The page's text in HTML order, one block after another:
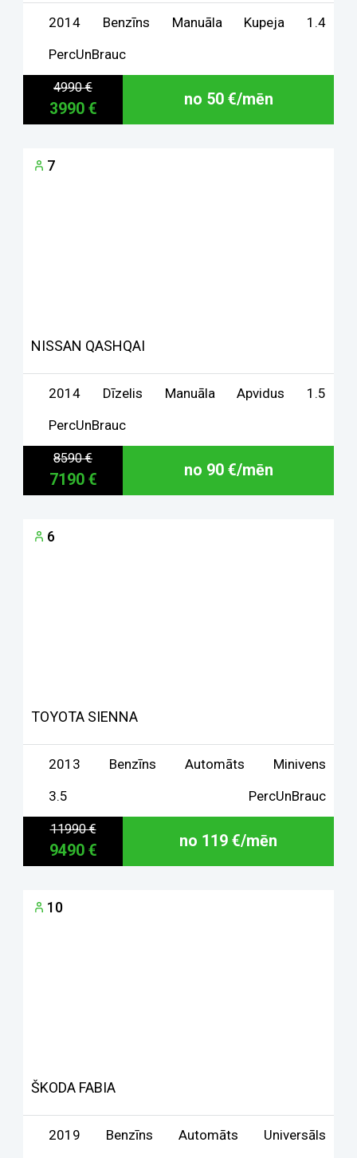
2014 Benzīns Manuāla Kupeja
1.4
PercUnBrauc
4990 €
3990 €
no 50 €/mēn
7
NISSAN QASHQAI
2014 Dīzelis Manuāla Apvidus
1.5
PercUnBrauc
8590 €
7190 €
no 90 €/mēn
6
TOYOTA SIENNA
2013 Benzīns Automāts
Minivens
3.5
PercUnBrauc
11990 €
9490 €
no 119 €/mēn
10
ŠKODA FABIA
2019 Benzīns Automāts
Universāls